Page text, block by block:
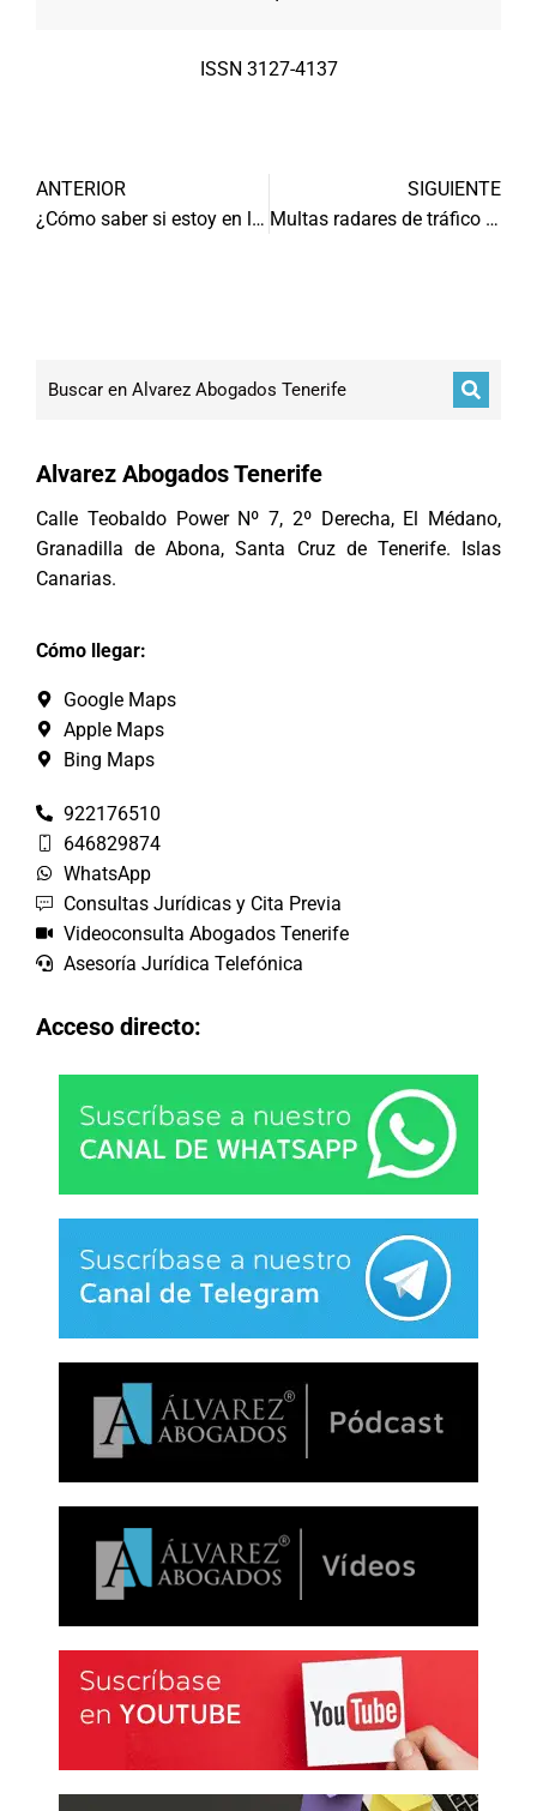
ISSN 3127-4137
ANTERIOR
¿Cómo saber si estoy en lista morosos y renegociar deudas?
SIGUIENTE
Multas radares de tráfico se disparan en 2015
Alvarez Abogados Tenerife
Calle Teobaldo Power Nº 7, 2º Derecha, El Médano,
Granadilla de Abona, Santa Cruz de Tenerife. Islas
Canarias.
Cómo llegar:
Google Maps
Apple Maps
Bing Maps
922176510
646829874
WhatsApp
Consultas Jurídicas y Cita Previa
Videoconsulta Abogados Tenerife
Asesoría Jurídica Telefónica
Acceso directo: